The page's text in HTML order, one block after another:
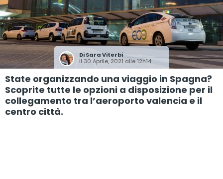
DiSara Viterbi
il 30 Aprile, 2021 alle 12h14
State organizzando una viaggio in Spagna?
Scoprite tutte le opzioni a disposizione per il
collegamento tra l’aeroporto valencia e il
centro città.